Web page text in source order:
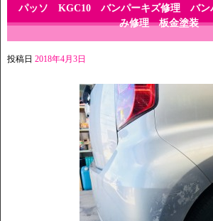
パッソ KGC10 バンパーキズ修理 バン
み修理 板金塗装
投稿日 2018年4月3日